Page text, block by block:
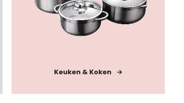
Keuken & Koken